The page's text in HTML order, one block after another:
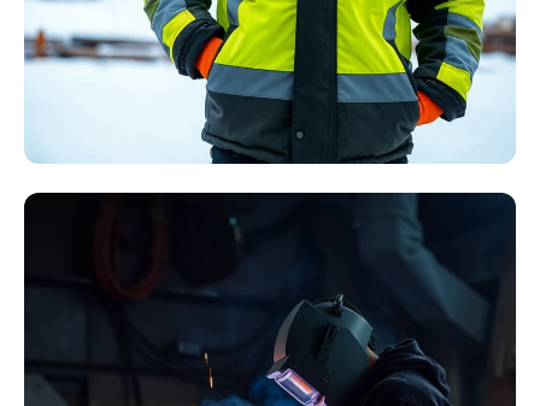
Winter Arbeitskleidung
Essentials